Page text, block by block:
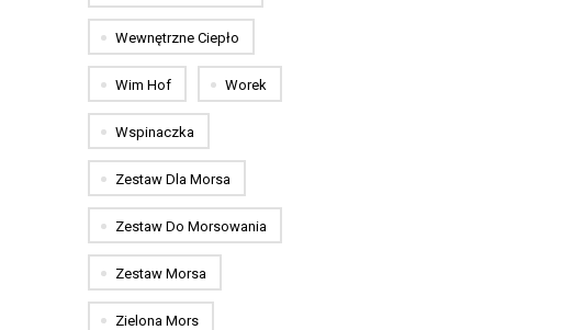
Wewnętrzne Ciepło
Wim Hof Worek
Wspinaczka
Zestaw Dla Morsa
Zestaw Do Morsowania
Zestaw Morsa
Zielona Mors